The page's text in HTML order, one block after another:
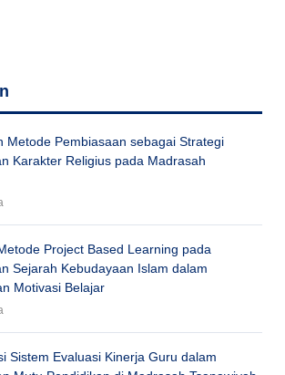
Metode Pembiasaan sebagai Strategi
Karakter Religius pada Madrasah
Project Based Learning pada
Sejarah Kebudayaan Islam dalam
Motivasi Belajar
Sistem Evaluasi Kinerja Guru dalam